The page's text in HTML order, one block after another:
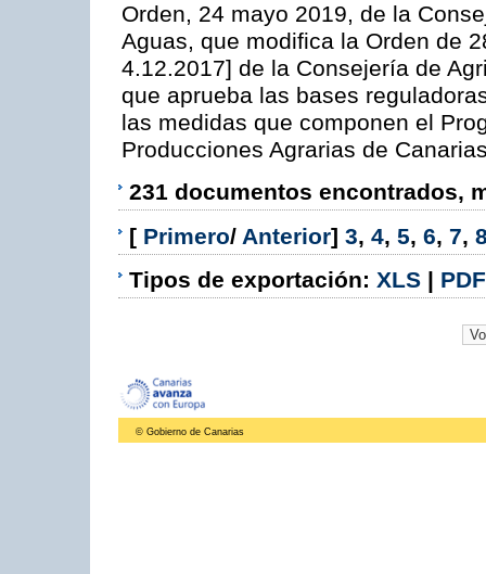
Orden, 24 mayo 2019, de la
Aguas, que modifica la Orden de
4.12.2017] de la Consejería de
que aprueba las bases
las medidas que componen el
Producciones Agrarias de
231 documentos encontrados,
[ Primero/ Anterior] 3, 4, 5, 6, 7,
Tipos de exportación: XLS | PDF
© Gobierno de Canarias